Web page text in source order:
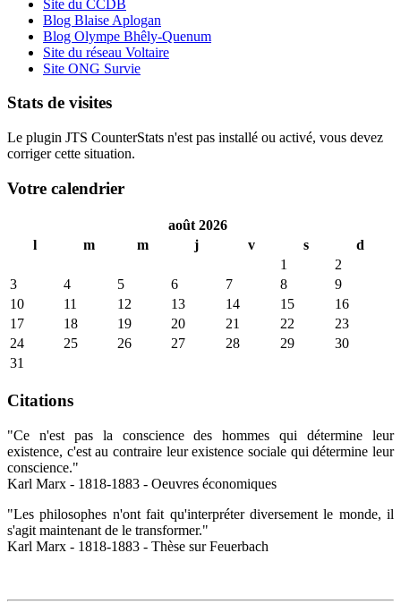
Site du CCDB
Blog Blaise Aplogan
Blog Olympe Bhêly-Quenum
Site du réseau Voltaire
Site ONG Survie
Stats de visites
Le plugin JTS CounterStats n'est pas installé ou activé, vous devez
corriger cette situation.
Votre calendrier
août 2026
l
m m j v s
d
1
2
3
4 5 6 7 8
9
10
11 12 13 14 15
16
17
18 19 20 21 22
23
24
25 26 27 28 29
30
31
Citations
"Ce n'est pas la conscience des hommes qui détermine leur
existence, c'est au contraire leur existence sociale qui détermine leur
conscience."
Karl Marx - 1818-1883 - Oeuvres économiques
"Les philosophes n'ont fait qu'interpréter diversement le monde, il
s'agit maintenant de le transformer."
Karl Marx - 1818-1883 - Thèse sur Feuerbach